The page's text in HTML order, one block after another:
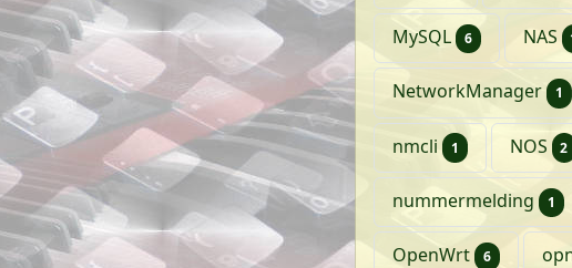
MySQL 6 artikelen
NAS
NetworkManager 1
nmcli 1 artikelNOS 2
nummermelding 1
OpenWrt 6 artikelen